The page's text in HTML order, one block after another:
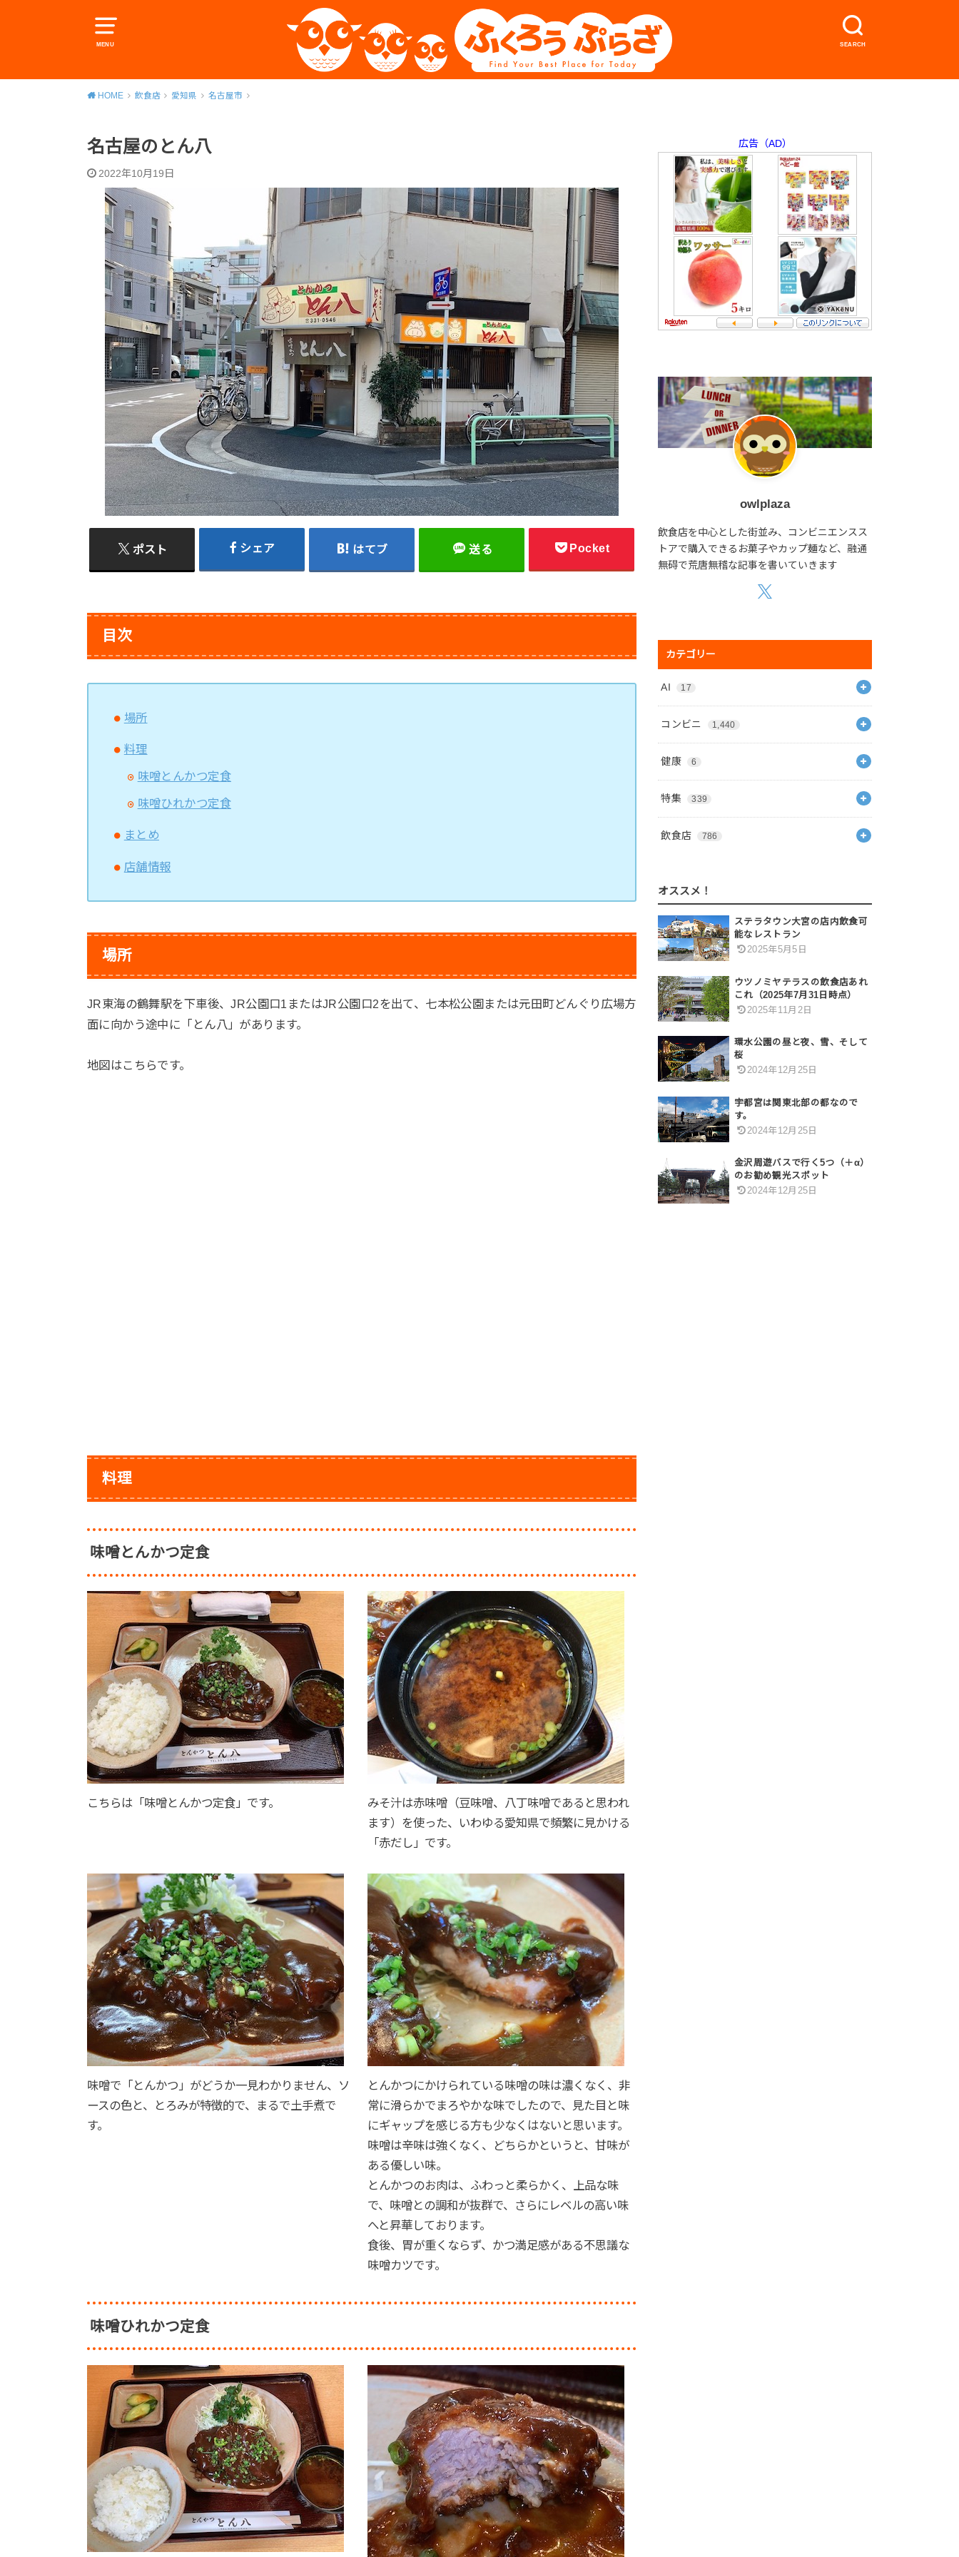
MENU SEARCH
HOME 飲食店 愛知県 名古屋市
名古屋のとん八
2022年10月19日
ポスト シェア はてブ 送る Pocket
目次
場所
料理
味噌とんかつ定食
味噌ひれかつ定食
まとめ
店舗情報
場所
JR東海の鶴舞駅を下車後、JR公園口1またはJR公園口2を出て、七本松公園または元田町どんぐり広場方
面に向かう途中に「とん八」があります。
地図はこちらです。
料理
味噌とんかつ定食
こちらは「味噌とんかつ定食」です。
みそ汁は赤味噌（豆味噌、八丁味噌であると思われ
ます）を使った、いわゆる愛知県で頻繁に見かける
「赤だし」です。
味噌で「とんかつ」がどうか一見わかりません、ソ
ースの色と、とろみが特徴的で、まるで土手煮で
す。
とんかつにかけられている味噌の味は濃くなく、非
常に滑らかでまろやかな味でしたので、見た目と味
にギャップを感じる方も少なくはないと思います。
味噌は辛味は強くなく、どちらかというと、甘味が
ある優しい味。
とんかつのお肉は、ふわっと柔らかく、上品な味
で、味噌との調和が抜群で、さらにレベルの高い味
へと昇華しております。
食後、胃が重くならず、かつ満足感がある不思議な
味噌カツです。
味噌ひれかつ定食
広告（AD）
owlplaza
飲食店を中心とした街並み、コンビニエンスス
トアで購入できるお菓子やカップ麺など、融通
無碍で荒唐無稽な記事を書いていきます
カテゴリー
AI 17
コンビニ 1,440
健康 6
特集 339
飲食店 786
オススメ！
ステラタウン大宮の店内飲食可
能なレストラン
2025年5月5日
ウツノミヤテラスの飲食店あれ
これ（2025年7月31日時点）
2025年11月2日
環水公園の昼と夜、雪、そして
桜
2024年12月25日
宇都宮は関東北部の都なので
す。
2024年12月25日
金沢周遊バスで行く5つ（＋α）
のお勧め観光スポット
2024年12月25日